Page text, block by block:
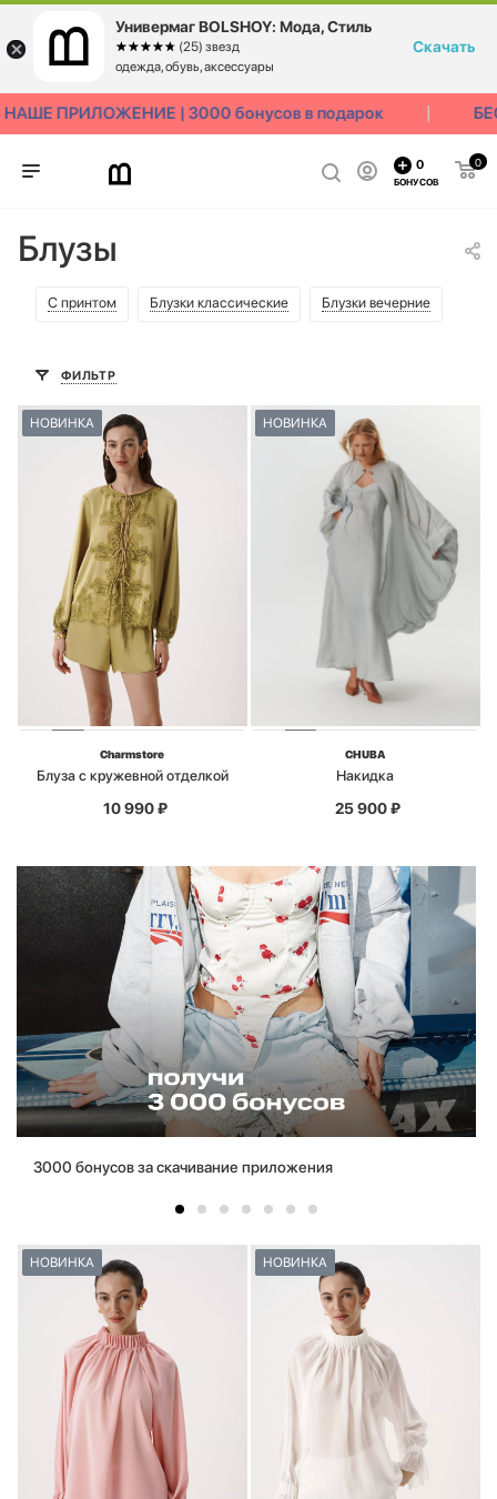
ПРИЛОЖЕНИЕ | 3000 бонусов в подарок
0
0
БОНУСОВ
Блузы
С принтом Блузки классические Блузки вечерние
ФИЛЬТР
НОВИНКА
Charmstore
Блуза с кружевной отделкой
10 990₽
НОВИНКА
CHUBA
Накидка
25 900₽
3000 бонусов за скачивание приложения
НОВИНКА НОВИНКА
Универмаг BOLSHOY: Мода, Стиль
☆☆☆☆☆
★★★★★ (25) звезд
одежда, обувь, аксессуары
Скачать